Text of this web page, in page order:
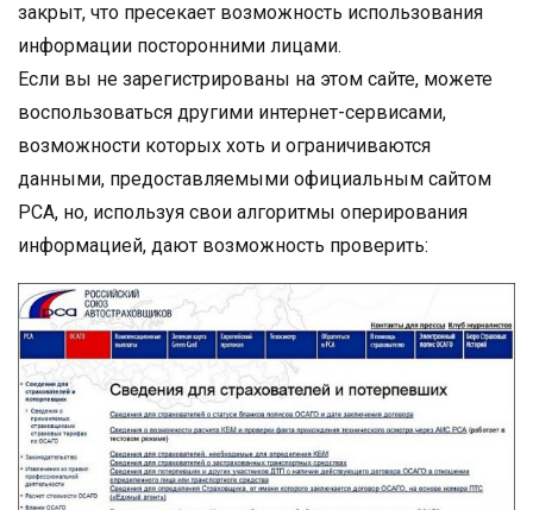
закрыт, что пресекает возможность использования
информации посторонними лицами.
Если вы не зарегистрированы на этом сайте, можете
воспользоваться другими интернет-сервисами,
возможности которых хоть и ограничиваются
данными, предоставляемыми официальным сайтом
РСА, но, используя свои алгоритмы оперирования
информацией, дают возможность проверить: